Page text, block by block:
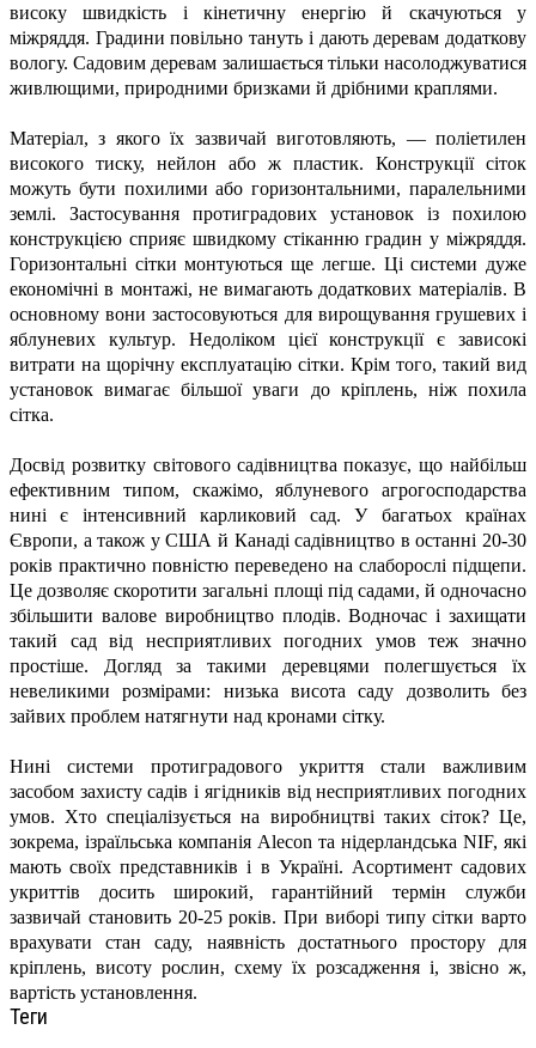
високу швидкість і кінетичну енергію й скачуються у
міжряддя. Градини повільно тануть і дають деревам додаткову
вологу. Садовим деревам залишається тільки насолоджуватися
живлющими, природними бризками й дрібними краплями.
Матеріал, з якого їх зазвичай виготовляють, — поліетилен
високого тиску, нейлон або ж пластик. Конструкції сіток
можуть бути похилими або горизонтальними, паралельними
землі. Застосування протиградових установок із похилою
конструкцією сприяє швидкому стіканню градин у міжряддя.
Горизонтальні сітки монтуються ще легше. Ці системи дуже
економічні в монтажі, не вимагають додаткових матеріалів. В
основному вони застосовуються для вирощування грушевих і
яблуневих культур. Недоліком цієї конструкції є зависокі
витрати на щорічну експлуатацію сітки. Крім того, такий вид
установок вимагає більшої уваги до кріплень, ніж похила
сітка.
Досвід розвитку світового садівництва показує, що найбільш
ефективним типом, скажімо, яблуневого агрогосподарства
нині є інтенсивний карликовий сад. У багатьох країнах
Європи, а також у США й Канаді садівництво в останні 20-30
років практично повністю переведено на слаборослі підщепи.
Це дозволяє скоротити загальні площі під садами, й одночасно
збільшити валове виробництво плодів. Водночас і захищати
такий сад від несприятливих погодних умов теж значно
простіше. Догляд за такими деревцями полегшується їх
невеликими розмірами: низька висота саду дозволить без
зайвих проблем натягнути над кронами сітку.
Нині системи протиградового укриття стали важливим
засобом захисту садів і ягідників від несприятливих погодних
умов. Хто спеціалізується на виробництві таких сіток? Це,
зокрема, ізраїльська компанія Alecon та нідерландська NIF, які
мають своїх представників і в Україні. Асортимент садових
укриттів досить широкий, гарантійний термін служби
зазвичай становить 20-25 років. При виборі типу сітки варто
врахувати стан саду, наявність достатнього простору для
кріплень, висоту рослин, схему їх розсадження і, звісно ж,
вартість установлення.
Теги